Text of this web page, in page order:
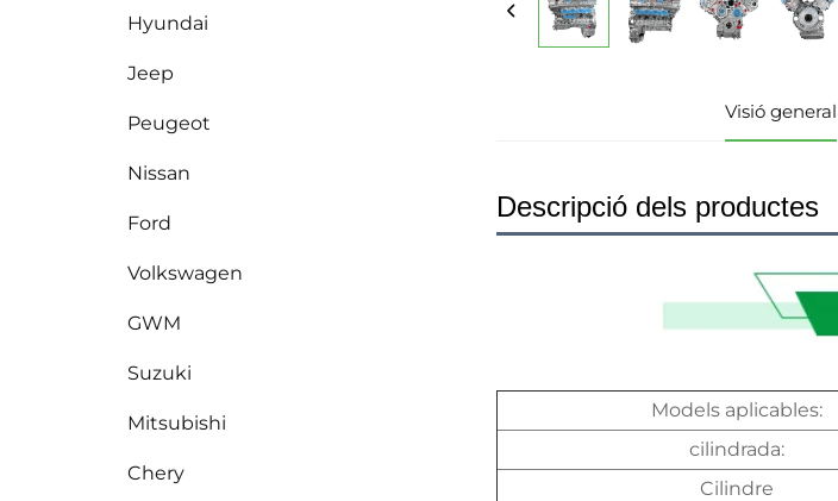
Hyundai
Jeep
Peugeot
Nissan
Ford
Volkswagen
GWM
Suzuki
Mitsubishi
Chery
Visió general
Descripció dels productes
Models aplicables:
cilindrada:
Cilindre